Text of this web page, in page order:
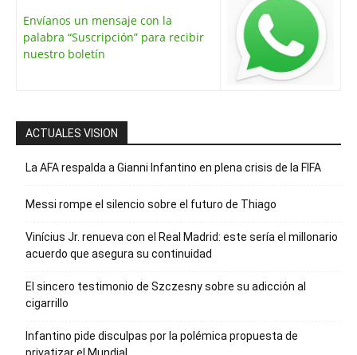
Envíanos un mensaje con la
palabra “Suscripción” para recibir
nuestro boletín
ACTUALES VISION
La AFA respalda a Gianni Infantino en plena crisis de la FIFA
Messi rompe el silencio sobre el futuro de Thiago
Vinícius Jr. renueva con el Real Madrid: este sería el millonario
acuerdo que asegura su continuidad
El sincero testimonio de Szczesny sobre su adicción al
cigarrillo
Infantino pide disculpas por la polémica propuesta de